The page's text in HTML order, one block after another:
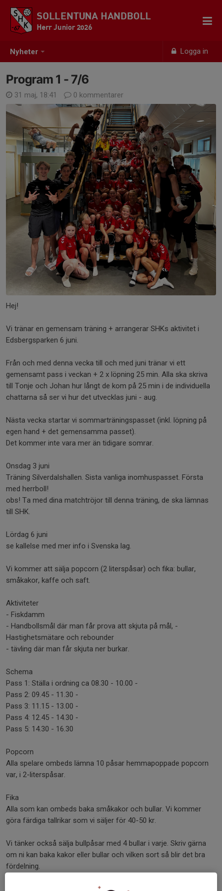
Nyheter Logga in
SOLLENTUNA HANDBOLL
Herr Junior 2026
Program 1 - 7/6
31 maj, 18:41 0 kommentarer
Hej!
Vi tränar en gemensam träning + arrangerar SHKs aktivitet i
Edsbergsparken 6 juni.
Från och med denna vecka till och med juni tränar vi ett
gemensamt pass i veckan + 2 x löpning 25 min. Alla ska skriva
till Tonje och Johan hur långt de kom på 25 min i de individuella
chattarna så ser vi hur det utvecklas juni - aug.
Nästa vecka startar vi sommarträningspasset (inkl. löpning på
egen hand + det gemensamma passet).
Det kommer inte vara mer än tidigare somrar.
Onsdag 3 juni
Träning Silverdalshallen. Sista vanliga inomhuspasset. Första
med herrboll!
obs! Ta med dina matchtröjor till denna träning, de ska lämnas
till SHK.
Lördag 6 juni
se kallelse med mer info i Svenska lag.
Vi kommer att sälja popcorn (2 literspåsar) och fika: bullar,
småkakor, kaffe och saft.
Aktiviteter
- Fiskdamm
- Handbollsmål där man får prova att skjuta på mål, -
Hastighetsmätare och rebounder
- tävling där man får skjuta ner burkar.
Schema
Pass 1: Ställa i ordning ca 08.30 - 10.00 -
Pass 2: 09.45 - 11.30 -
Pass 3: 11.15 - 13.00 -
Pass 4: 12.45 - 14.30 -
Pass 5: 14.30 - 16.30
Popcorn
Alla spelare ombeds lämna 10 påsar hemmapoppade popcorn
var, i 2-literspåsar.
Fika
Alla som kan ombeds baka småkakor och bullar. Vi kommer
göra färdiga tallrikar som vi säljer för 40-50 kr.
Vi tänker också sälja bullpåsar med 4 bullar i varje. Skriv gärna
om ni kan baka kakor eller bullar och vilken sort så blir det bra
fördelning.
Kakor och popcorn lämnas till Edvin eller Olle kvällen före eller